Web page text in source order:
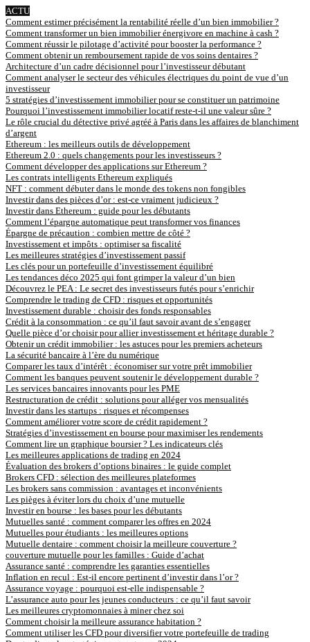
ACTU
Comment estimer précisément la rentabilité réelle d’un bien immobilier ?
Comment transformer un bien immobilier énergivore en machine à cash ?
Comment réussir le pilotage d’activité pour booster la performance ?
Comment obtenir un remboursement rapide de vos soins dentaires ?
Architecture d’un cadre décisionnel pour l’investisseur débutant
Comment analyser le secteur des véhicules électriques du point de vue d’un
investisseur
5 stratégies d’investissement immobilier pour se constituer un patrimoine
Pourquoi l’investissement immobilier locatif reste-t-il une valeur sûre ?
Le rôle crucial du détective privé agréé à Paris dans les affaires de blanchiment
d’argent
Ethereum : les meilleurs outils de développement
Ethereum 2.0 : quels changements pour les investisseurs ?
Comment développer des applications sur Ethereum ?
Les contrats intelligents Ethereum expliqués
NFT : comment débuter dans le monde des tokens non fongibles
Investir dans des pièces d’or : est-ce vraiment judicieux ?
Investir dans Ethereum : guide pour les débutants
Comment l’épargne automatique peut transformer vos finances
Épargne de précaution : combien mettre de côté ?
Investissement et impôts : optimiser sa fiscalité
Les meilleures stratégies d’investissement passif
Les clés pour un portefeuille d’investissement équilibré
Les tendances déco 2025 qui font grimper la valeur d’un bien
Découvrez le PEA : Le secret des investisseurs futés pour s’enrichir
Comprendre le trading de CFD : risques et opportunités
Investissement durable : choisir des fonds responsables
Crédit à la consommation : ce qu’il faut savoir avant de s’engager
Quelle pièce d’or choisir pour allier investissement et héritage durable ?
Obtenir un crédit immobilier : les astuces pour les premiers acheteurs
La sécurité bancaire à l’ère du numérique
Comparer les taux d’intérêt : économiser sur votre prêt immobilier
Comment les banques peuvent soutenir le développement durable ?
Les services bancaires innovants pour les PME
Restructuration de crédit : solutions pour alléger vos mensualités
Investir dans les startups : risques et récompenses
Comment améliorer votre score de crédit rapidement ?
Stratégies d’investissement en bourse pour maximiser les rendements
Comment lire un graphique boursier ? Les indicateurs clés
Les meilleures applications de trading en 2024
Évaluation des brokers d’options binaires : le guide complet
Brokers CFD : sélection des meilleures plateformes
Les brokers sans commission : avantages et inconvénients
Les pièges à éviter lors du choix d’une mutuelle
Investir en bourse : les bases pour les débutants
Mutuelles santé : comment comparer les offres en 2024
Mutuelles pour étudiants : les meilleures options
Mutuelle dentaire : comment choisir la meilleure couverture ?
couverture mutuelle pour les familles : Guide d’achat
Assurance santé : comprendre les garanties essentielles
Inflation en recul : Est-il encore pertinent d’investir dans l’or ?
Assurance voyage : pourquoi est-elle indispensable ?
L’assurance auto pour les jeunes conducteurs : ce qu’il faut savoir
Les meilleures cryptomonnaies à miner chez soi
Comment choisir la meilleure assurance habitation ?
Comment utiliser les CFD pour diversifier votre portefeuille de trading